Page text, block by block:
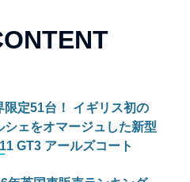
限定51台！ イギリス初の
シェをオマージュした新型
GT3 アールズコート